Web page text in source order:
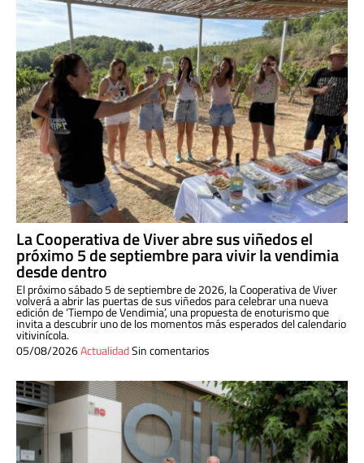
La Cooperativa de Viver abre sus viñedos el
próximo 5 de septiembre para vivir la vendimia
desde dentro
El próximo sábado 5 de septiembre de 2026, la Cooperativa de Viver
volverá a abrir las puertas de sus viñedos para celebrar una nueva
edición de ‘Tiempo de Vendimia’, una propuesta de enoturismo que
invita a descubrir uno de los momentos más esperados del calendario
vitivinícola.
05/08/2026ActualidadSin comentarios